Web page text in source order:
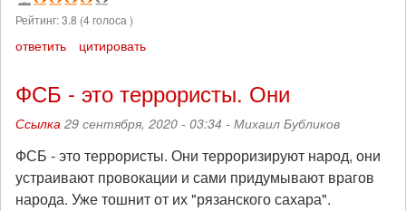
Рейтинг:3.8 (4голоса )
ответить цитировать
ФСБ - это террористы. Они
Ссылка 29 сентября, 2020 - 03:34 - Михаил Бубликов
ФСБ - это террористы. Они терроризируют народ, они
устраивают провокации и сами придумывают врагов
народа. Уже тошнит от их "рязанского сахара".